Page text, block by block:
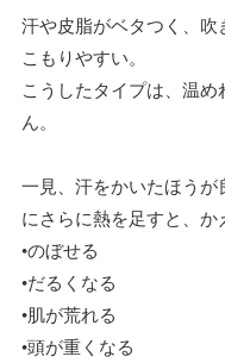
汗や皮脂がベタつく、
こもりやすい。
こうしたタイプは、温
ん。
一見、汗をかいたほう
にさらに熱を足すと、か
•のぼせる
•だるくなる
•肌が荒れる
•頭が重くなる